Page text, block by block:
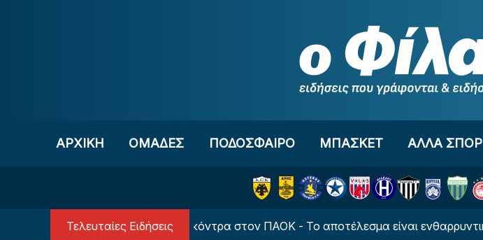
ΑΡΧΙΚΗ OΜΑΔΕΣ ΠΟΔΟΣΦΑΙΡΟ ΜΠΑΣΚΕΤ ΑΛΛΑ ΣΠΟΡ
Τελευταίες Ειδήσεις
Κούζεμανς: «Υποφέραμε κόντρα στον ΠΑΟΚ - Το αποτέλεσμα είναι ενθαρρυντικό»